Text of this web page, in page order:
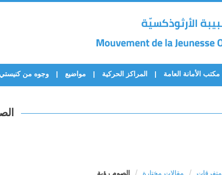
مكتب الأمانة العامة المراكز الحركية مواضيع وجوه من كنيستي
متفرقات مقالات مختارة الصوم رؤية